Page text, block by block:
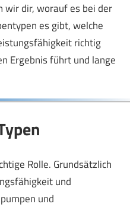
wir dir, worauf es bei der
es gibt, welche
richtig
Ergebnis führt und lange
Rolle. Grundsätzlich
und
und